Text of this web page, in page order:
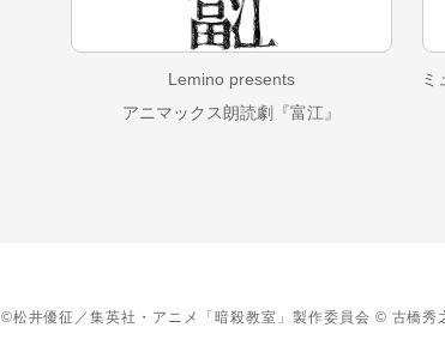
Lemino presents
アニマックス朗読劇『富江』
ミ
©松井優征／集英社・アニメ「暗殺教室」製作委員会 © 古橋